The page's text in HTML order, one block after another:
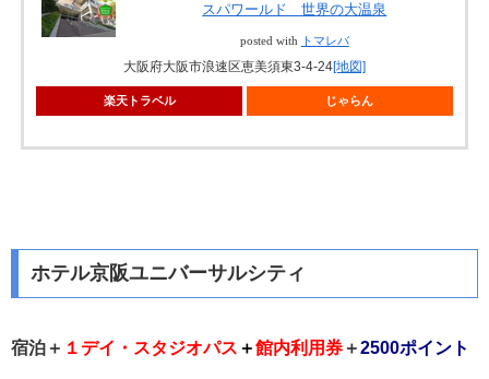
スパワールド 世界の大温泉
posted with トマレバ
大阪府大阪市浪速区恵美須東3-4-24[地図]
楽天トラベル じゃらん
ホテル京阪ユニバーサルシティ
宿泊＋ １デイ・スタジオパス ＋館内利用券 ＋2500ポイント